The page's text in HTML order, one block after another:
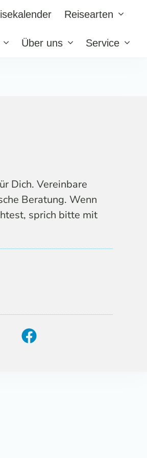
Reisearten
Über uns Service
Dich. Vereinbare
Beratung. Wenn
sprich bitte mit